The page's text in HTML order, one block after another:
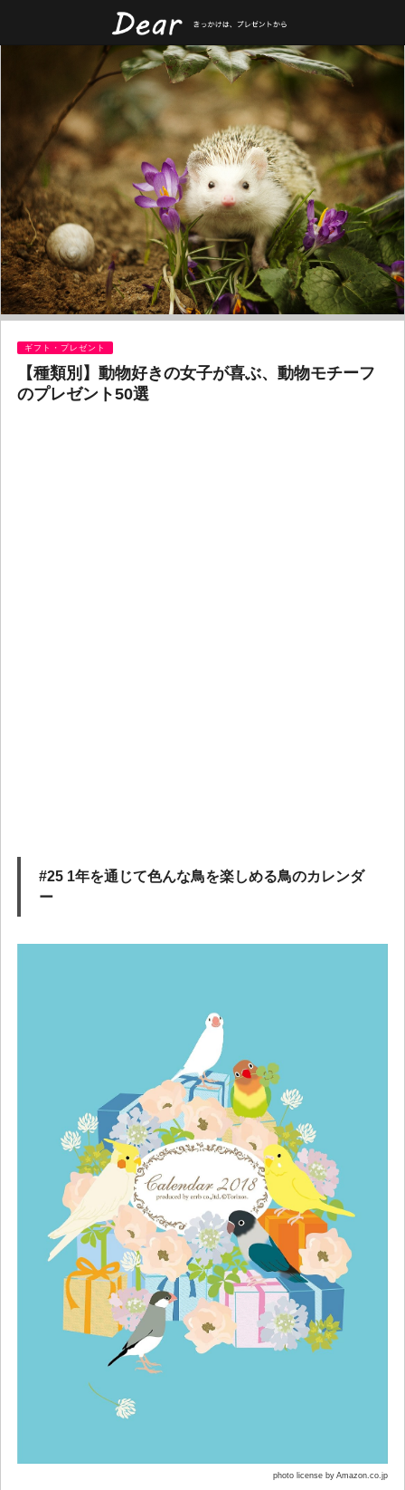
ギフト・プレゼント
【種類別】動物好きの女子が喜ぶ、動物モチーフ
のプレゼント50選
#25 1年を通じて色んな鳥を楽しめる鳥のカレンダ
ー
photo license by Amazon.co.jp